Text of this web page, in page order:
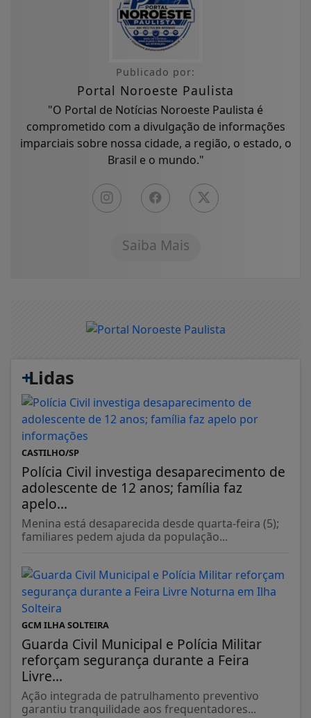
Publicado por:
Portal Noroeste Paulista
"O Portal de Notícias Noroeste Paulista é
comprometido com a divulgação de informações
imparciais sobre nossa cidade, a região, o estado, o
Brasil e o mundo."
Saiba Mais
+
Lidas
CASTILHO/SP
Polícia Civil investiga desaparecimento de
adolescente de 12 anos; família faz
apelo...
Menina está desaparecida desde quarta-feira (5);
familiares pedem ajuda da população...
GCM ILHA SOLTEIRA
Guarda Civil Municipal e Polícia Militar
reforçam segurança durante a Feira
Livre...
Ação integrada de patrulhamento preventivo
garantiu tranquilidade aos frequentadores...